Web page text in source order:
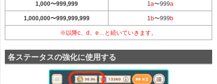
1,000〜999,999 1a〜999a
1,000,000〜999,999,999 1b〜999b
※以降c、d、e…と続いていきます。
各ステータスの強化に使用する